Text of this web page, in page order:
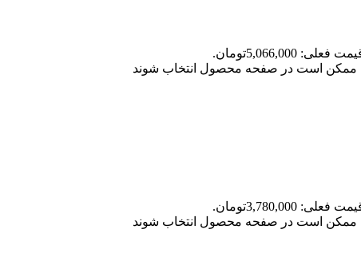
فعلی: 5,066,000تومان.
ممکن است در صفحه محصول انتخاب شوند
فعلی: 3,780,000تومان.
ممکن است در صفحه محصول انتخاب شوند